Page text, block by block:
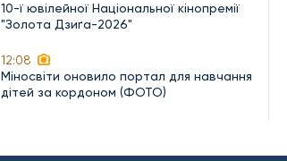
10-ї ювілейної Національної кінопремії
"Золота Дзиґа-2026"
12:08
Міносвіти оновило портал для навчання
дітей за кордоном (ФОТО)